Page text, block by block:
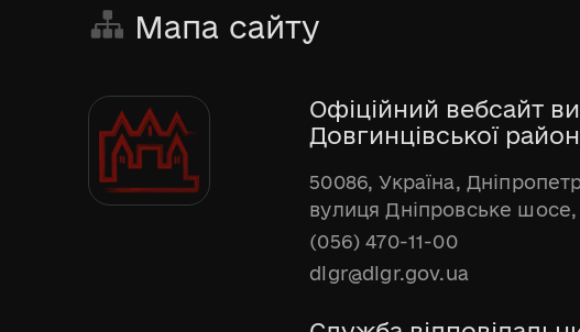
Мапа сайту
Офіційний вебсайт
Довгинцівської
50086, Україна,
вулиця Дніпровське шосе,
(056) 470-11-00
dlgr@dlgr.gov.ua